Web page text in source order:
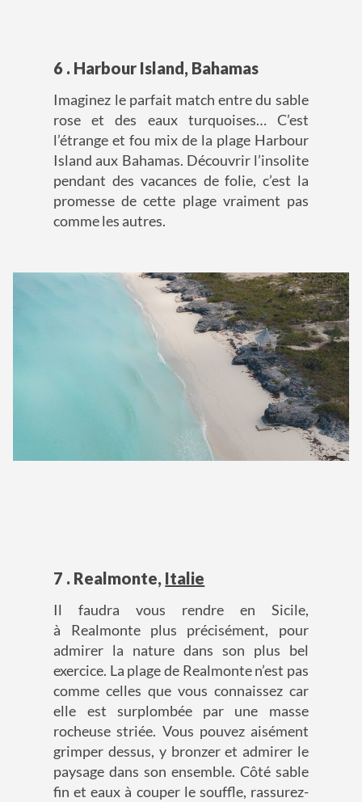
6 . Harbour Island, Bahamas
Imaginez le parfait match entre du sable
rose et des eaux turquoises… C’est
l’étrange et fou mix de la plage Harbour
Island aux Bahamas. Découvrir l’insolite
pendant des vacances de folie, c’est la
promesse de cette plage vraiment pas
comme les autres.
7 . Realmonte, Italie
Il faudra vous rendre en Sicile,
à Realmonte plus précisément, pour
admirer la nature dans son plus bel
exercice. La plage de Realmonte n’est pas
comme celles que vous connaissez car
elle est surplombée par une masse
rocheuse striée. Vous pouvez aisément
grimper dessus, y bronzer et admirer le
paysage dans son ensemble. Côté sable
fin et eaux à couper le souffle, rassurez-